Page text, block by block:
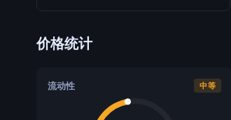
价格统计
流动性 中等